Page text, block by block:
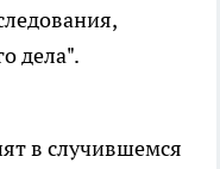
дела".
в случившемся